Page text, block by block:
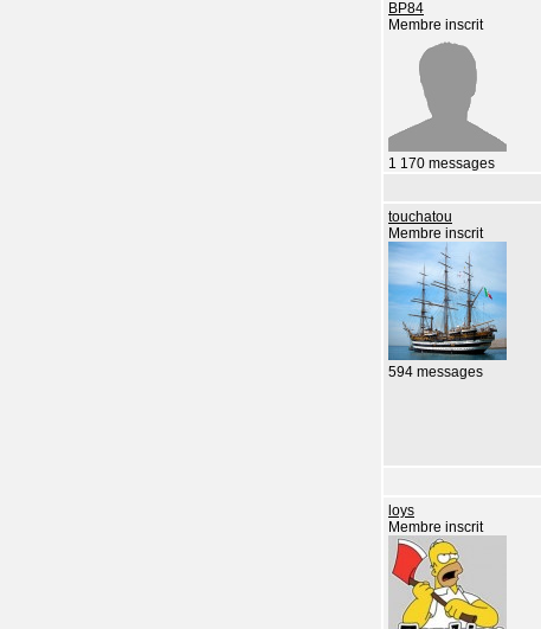
BP84
Membre inscrit
1 170 messages
touchatou
Membre inscrit
594 messages
loys
Membre inscrit